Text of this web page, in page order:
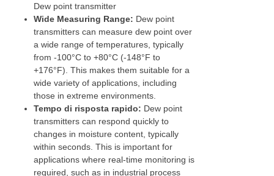
Dew point transmitter
Wide Measuring Range: Dew point
transmitters can measure dew point over
a wide range of temperatures, typically
from -100°C to +80°C (-148°F to
+176°F). This makes them suitable for a
wide variety of applications, including
those in extreme environments.
Tempo di risposta rapido: Dew point
transmitters can respond quickly to
changes in moisture content, typically
within seconds. This is important for
applications where real-time monitoring is
required, such as in industrial process
Indonesian